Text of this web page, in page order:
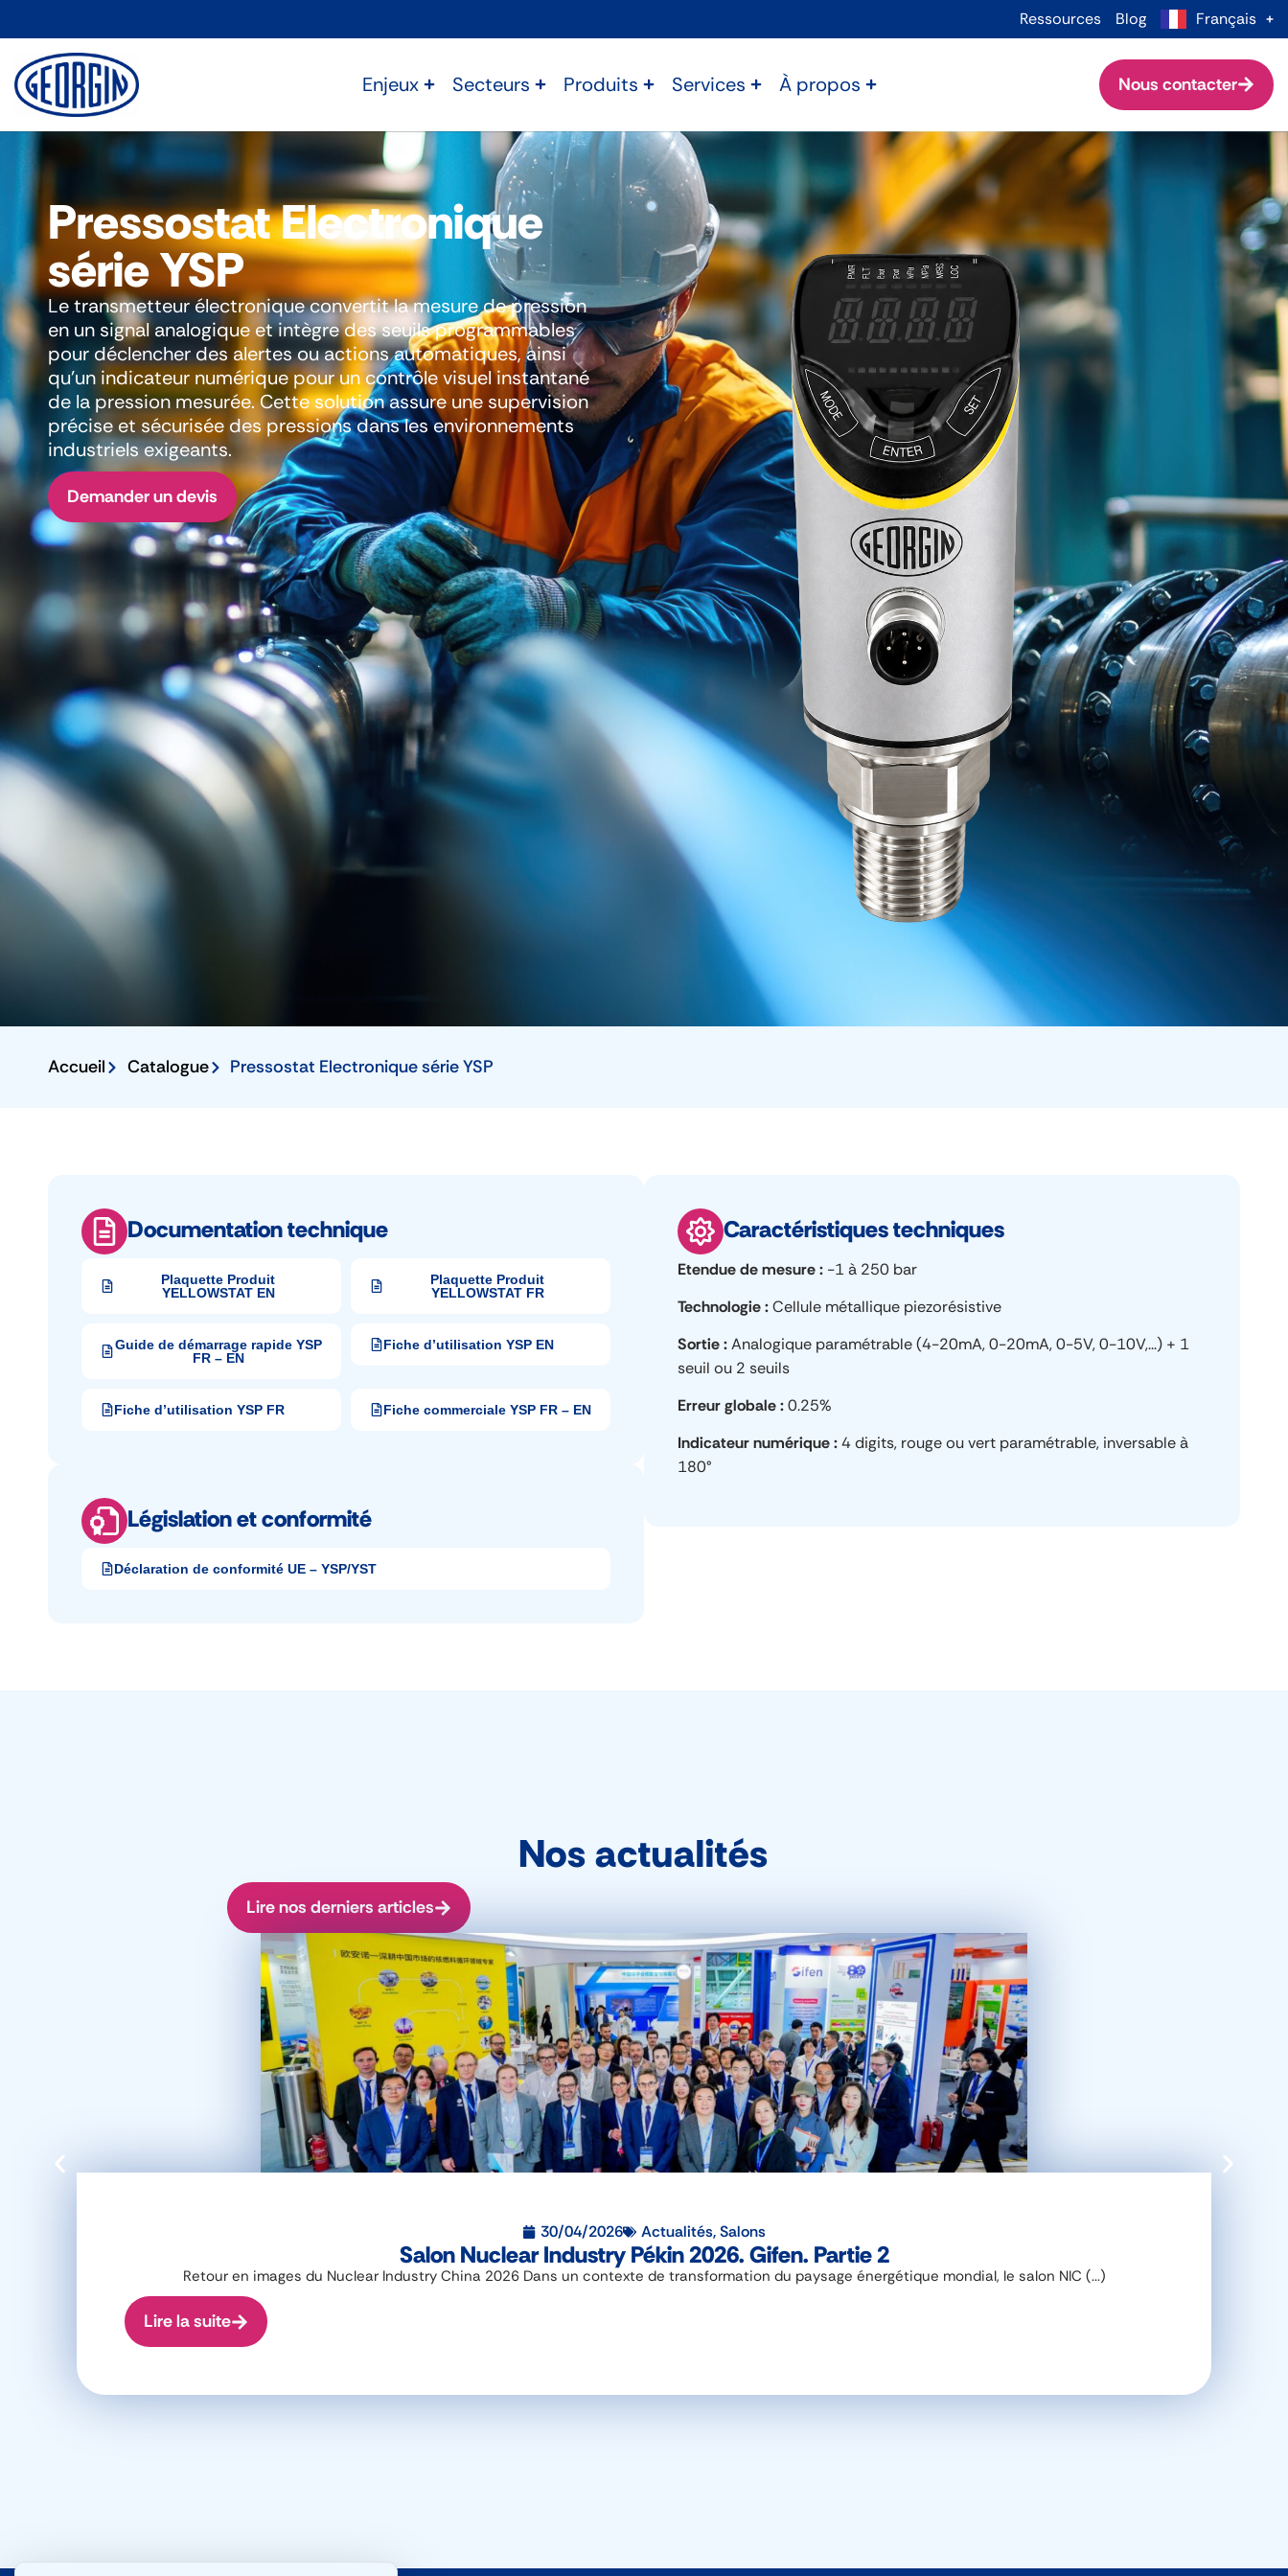
Ressources Blog Français
Enjeux Secteurs Produits Services À propos Nous contacter
Pressostat Electronique
série YSP
Le transmetteur électronique convertit la mesure de pression
en un signal analogique et intègre des seuils programmables
pour déclencher des alertes ou actions automatiques, ainsi
qu’un indicateur numérique pour un contrôle visuel instantané
de la pression mesurée. Cette solution assure une supervision
précise et sécurisée des pressions dans les environnements
industriels exigeants.
Demander un devis
Accueil Catalogue Pressostat Electronique série YSP
Documentation technique
Plaquette Produit
YELLOWSTAT EN
Plaquette Produit
YELLOWSTAT FR
Guide de démarrage rapide YSP
FR – EN
Fiche d’utilisation YSP EN
Fiche d’utilisation YSP FR Fiche commerciale YSP FR – EN
Législation et conformité
Déclaration de conformité UE – YSP/YST
Caractéristiques techniques
Etendue de mesure
-1 à 250 bar
Technologie Cellule métallique piezorésistive
Sortie Analogique paramétrable (4-20mA, 0-20mA, 0-5V, 0-10V,…) + 1
seuil ou 2 seuils
Erreur globale 0.25%
Indicateur numérique 4 digits, rouge ou vert paramétrable, inversable à
180°
Nos actualités
Lire nos derniers articles
30/04/2026 Actualités,Salons
Salon Nuclear Industry Pékin 2026. Gifen. Partie 2
Retour en images du Nuclear Industry China 2026 Dans un contexte de transformation du paysage énergétique mondial, le salon NIC (...)
Lire la suite